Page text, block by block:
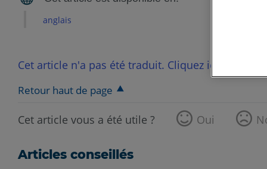
anglais
Cet article n'a pas été traduit. Cliquez ici pour
Retour haut de page
Cet article vous a été utile ? Oui
Articles conseillés